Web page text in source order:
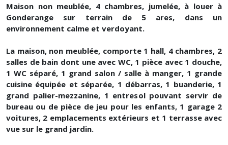
Maison non meublée, 4 chambres, jumelée, à louer à
Gonderange sur terrain de 5 ares, dans un
environnement calme et verdoyant.
La maison, non meublée, comporte 1 hall, 4 chambres, 2
salles de bain dont une avec WC, 1 pièce avec 1 douche,
1 WC séparé, 1 grand salon / salle à manger, 1 grande
cuisine équipée et séparée, 1 débarras, 1 buanderie, 1
grand palier-mezzanine, 1 entresol pouvant servir de
bureau ou de pièce de jeu pour les enfants, 1 garage 2
voitures, 2 emplacements extérieurs et 1 terrasse avec
vue sur le grand jardin.